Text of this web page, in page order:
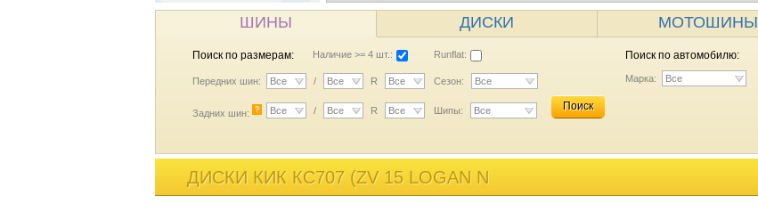
ШИНЫ ДИСКИ МОТОШИНЫ
Поиск по размерам: Наличие >= 4 шт.: Runflat:
Передних шин: Все / Все R Все Сезон: Все
Задних шин: ? Все / Все R Все Шипы: Все Поиск
Поиск по автомобилю:
Марка: Все
ДИСКИ КИК КС707 (ZV 15 LOGAN N